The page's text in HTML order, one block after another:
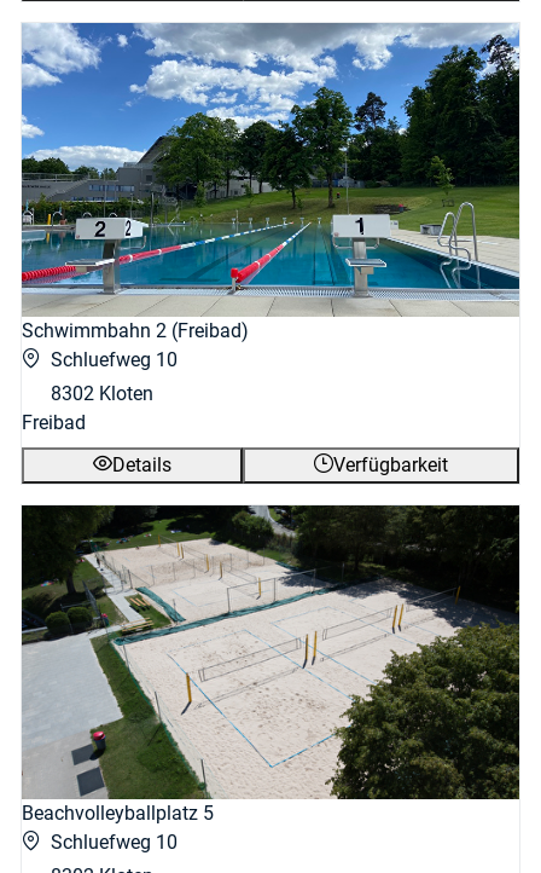
Schwimmbahn 2 (Freibad)
Schluefweg 10
8302 Kloten
Freibad
Details
Verfügbarkeit
Beachvolleyballplatz 5
Schluefweg 10